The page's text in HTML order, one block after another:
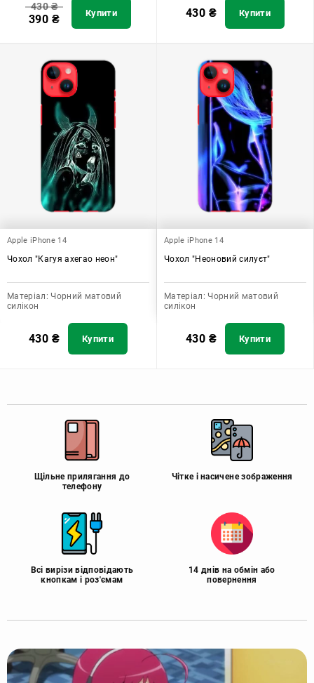
430₴
390 ₴ Купити 430 ₴ Купити
Apple iPhone 14
Чохол "Кагуя ахегао неон"
Матеріал: Чорний матовий
силікон
430 ₴ Купити
Apple iPhone 14
Чохол "Неоновий силуєт"
Матеріал: Чорний матовий
силікон
430 ₴ Купити
Щільне прилягання до
телефону
Чітке і насичене зображення
Всі вирізи відповідають
кнопкам і роз'ємам
14 днів на обмін або
повернення